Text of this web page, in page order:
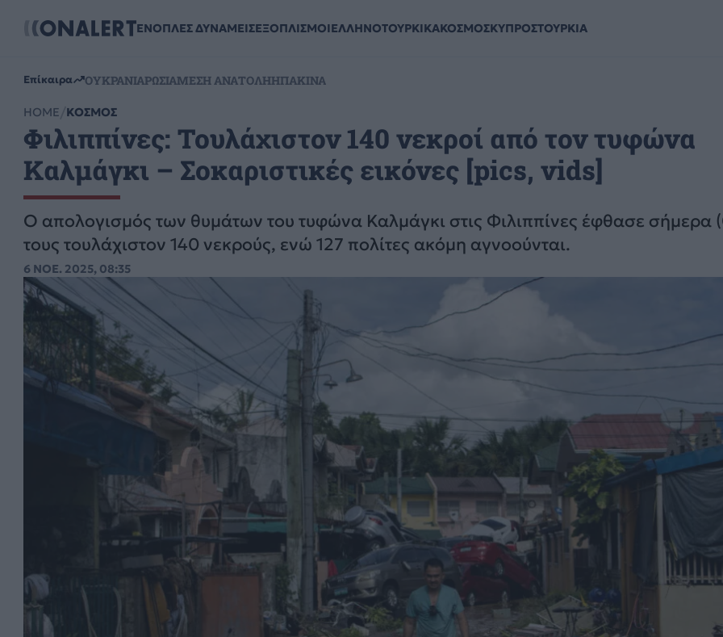
ΕΝΟΠΛΕΣ ΔΥΝΑΜΕΙΣΕΞΟΠΛΙΣΜΟΙΕΛΛΗΝΟΤΟΥΡΚΙΚΑΚΟΣΜΟΣΚΥΠΡΟΣΤΟΥΡΚΙΑ
Επίκαιρα ΟΥΚΡΑΝΙΑΡΩΣΙΑΜΕΣΗ ΑΝΑΤΟΛΗΗΠΑΚΙΝΑ
HOME ΚΟΣΜΟΣ
Φιλιππίνες: Τουλάχιστον 140 νεκροί από τον τυφώνα
Καλμάγκι – Σοκαριστικές εικόνες [pics, vids]
Ο απολογισμός των θυμάτων του τυφώνα Καλμάγκι στις Φιλιππίνες έφθασε σήμερα
τους τουλάχιστον 140 νεκρούς, ενώ 127 πολίτες ακόμη αγνοούνται.
6 ΝΟΕ. 2025, 08:35